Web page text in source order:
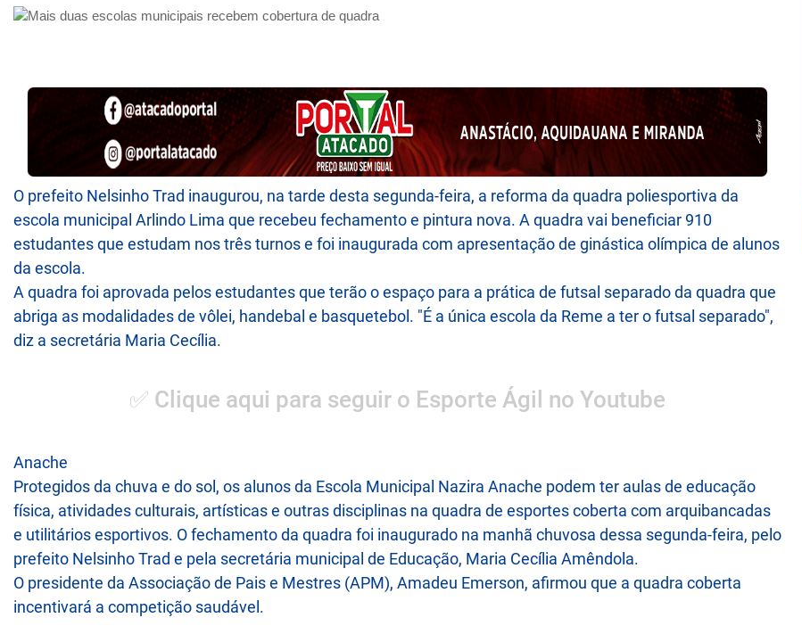
O prefeito Nelsinho Trad inaugurou, na tarde desta segunda-feira, a reforma da quadra poliesportiva da
escola municipal Arlindo Lima que recebeu fechamento e pintura nova. A quadra vai beneficiar 910
estudantes que estudam nos três turnos e foi inaugurada com apresentação de ginástica olímpica de alunos
da escola.
A quadra foi aprovada pelos estudantes que terão o espaço para a prática de futsal separado da quadra que
abriga as modalidades de vôlei, handebal e basquetebol. "É a única escola da Reme a ter o futsal separado",
diz a secretária Maria Cecília.
✅ Clique aqui para seguir o Esporte Ágil no Youtube
Anache
Protegidos da chuva e do sol, os alunos da Escola Municipal Nazira Anache podem ter aulas de educação
física, atividades culturais, artísticas e outras disciplinas na quadra de esportes coberta com arquibancadas
e utilitários esportivos. O fechamento da quadra foi inaugurado na manhã chuvosa dessa segunda-feira, pelo
prefeito Nelsinho Trad e pela secretária municipal de Educação, Maria Cecília Amêndola.
O presidente da Associação de Pais e Mestres (APM), Amadeu Emerson, afirmou que a quadra coberta
incentivará a competição saudável.